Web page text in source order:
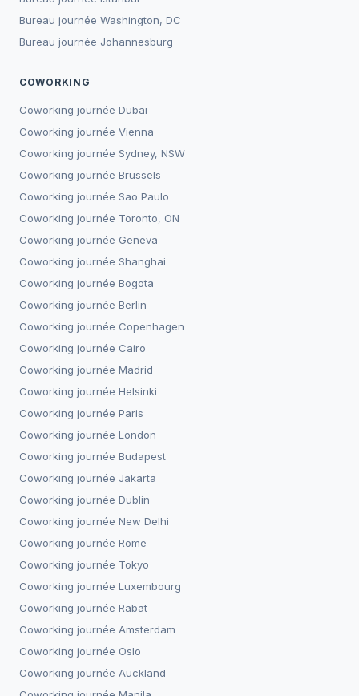
Bureau journée Washington, DC
Bureau journée Johannesburg
COWORKING
Coworking journée Dubai
Coworking journée Vienna
Coworking journée Sydney, NSW
Coworking journée Brussels
Coworking journée Sao Paulo
Coworking journée Toronto, ON
Coworking journée Geneva
Coworking journée Shanghai
Coworking journée Bogota
Coworking journée Berlin
Coworking journée Copenhagen
Coworking journée Cairo
Coworking journée Madrid
Coworking journée Helsinki
Coworking journée Paris
Coworking journée London
Coworking journée Budapest
Coworking journée Jakarta
Coworking journée Dublin
Coworking journée New Delhi
Coworking journée Rome
Coworking journée Tokyo
Coworking journée Luxembourg
Coworking journée Rabat
Coworking journée Amsterdam
Coworking journée Oslo
Coworking journée Auckland